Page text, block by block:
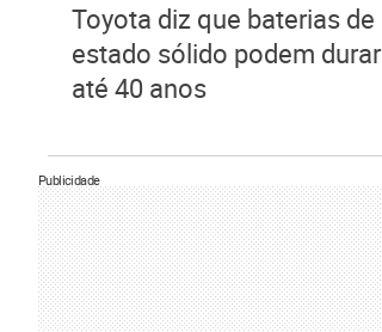
Toyota diz que baterias de
estado sólido podem durar
até 40 anos
Publicidade